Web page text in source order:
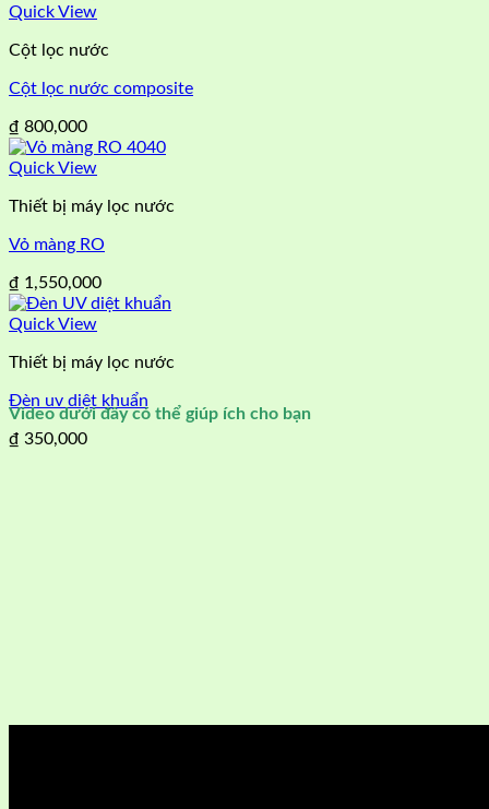
Quick View
Cột lọc nước
Cột lọc nước composite
₫ 800,000
Quick View
Thiết bị máy lọc nước
Vỏ màng RO
₫ 1,550,000
Quick View
Thiết bị máy lọc nước
Đèn uv diệt khuẩn
₫ 350,000
Video dưới đây có thể giúp ích cho bạn